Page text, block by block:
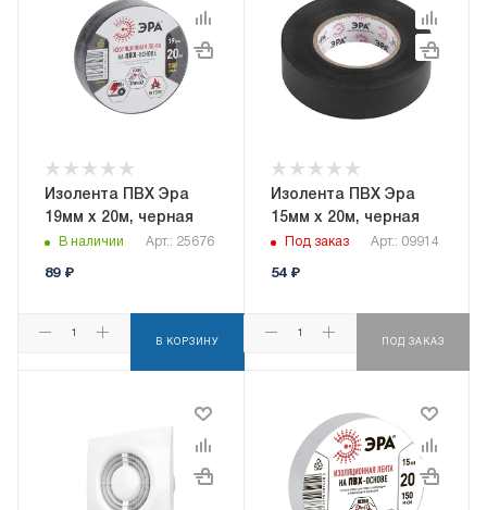
Изолента ПВХ Эра
19мм х 20м, черная
В наличии Арт.: 25676
89₽
В КОРЗИНУ
Изолента ПВХ Эра
15мм х 20м, черная
Под заказ Арт.: 09914
54₽
ПОД ЗАКАЗ